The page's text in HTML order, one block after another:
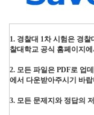
1. 경찰대 1차 시험은 경
찰대학교 공식 홈페이지
2. 모든 파일은 PDF로 업
에서 다운받아주시기 바
3. 모든 문제지와 정답의